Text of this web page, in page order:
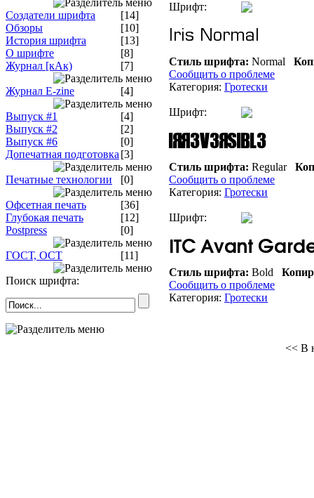
Создатели шрифта
[14]
Обзоры
[10]
История шрифта
[13]
О шрифте
[8]
Журнал [кАк)
[7]
Журнал E-zine [4]
Выпуск #1
[4]
Выпуск #2
[2]
Выпуск #6
[0]
Допечатная подготовка [3]
Печатные технологии [0]
Офсетная печать
[36]
Глубокая печать
[12]
Postpress
[0]
ГОСТ, ОСТ [11]
Поиск шрифта:
Шрифт:
Стиль шрифта: Normal
Сообщить о проблеме
Категория: Гротески
Шрифт:
Стиль шрифта: Regular
Сообщить о проблеме
Категория: Гротески
Шрифт:
Стиль шрифта: Bold
Сообщить о проблеме
Категория: Гротески
<< В